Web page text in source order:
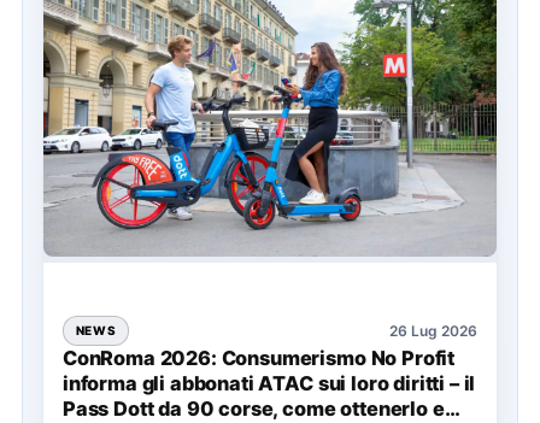
NEWS 26 Lug 2026
ConRoma 2026: Consumerismo No Profit
informa gli abbonati ATAC sui loro diritti – il
Pass Dott da 90 corse, come ottenerlo e